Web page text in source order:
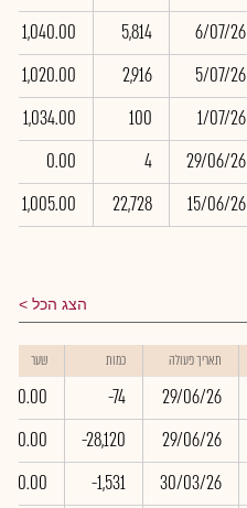
6/07/26
5,814
1,040.00
5/07/26
2,916
1,020.00
1/07/26
100
1,034.00
29/06/26
4
0.00
15/06/26
22,728
1,005.00
הצג הכל
תאריך פעולה כמות שער
29/06/26
-74
0.00
29/06/26
-28,120
0.00
30/03/26
-1,531
0.00